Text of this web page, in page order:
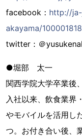
facebook： http://
akayama/
twitter：＠
●堀部 太一
関西学院大学卒業後
入社以来、飲食業界
やモバイルを活用し
つ。お付き合い後、